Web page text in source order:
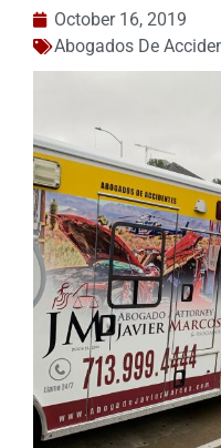
October 16, 2019
Abogados De